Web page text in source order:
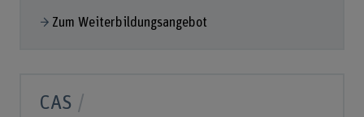
Zum Weiterbildungsangebot
CAS